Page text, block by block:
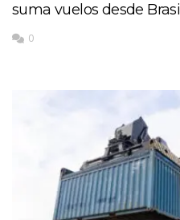
suma vuelos desde Brasil
0